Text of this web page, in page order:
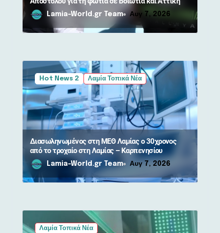
Lamia-World.gr Team Αυγ 7, 2026
Hot News 2 Λαμία Τοπικά Νέα
Διασωληνωμένος στη ΜΕΘ Λαμίας ο 30χρονος
από το τροχαίο στη Λαμίας – Καρπενησίου
Lamia-World.gr Team Αυγ 7, 2026
Λαμία Τοπικά Νέα